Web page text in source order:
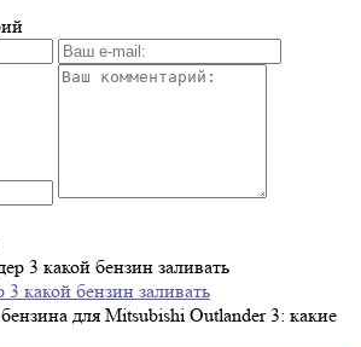
какой бензин заливать
для Mitsubishi Outlander 3: какие